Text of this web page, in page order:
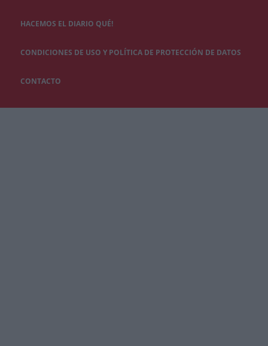
HACEMOS EL DIARIO QUÉ!
CONDICIONES DE USO Y POLÍTICA DE PROTECCIÓN DE DATOS
CONTACTO